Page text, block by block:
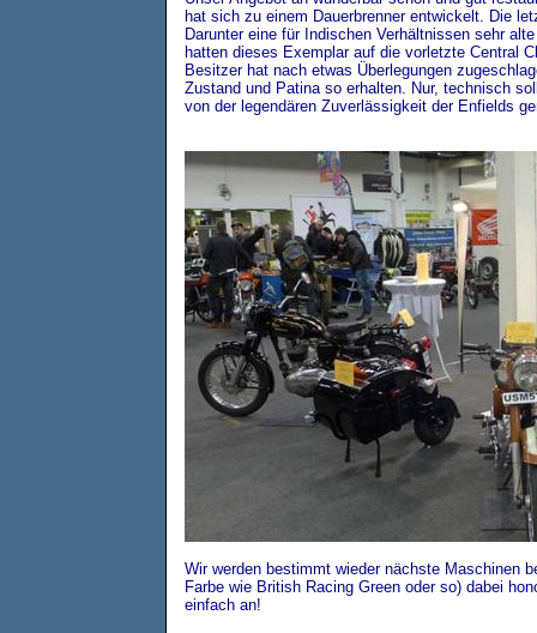
hat sich zu einem Dauerbrenner entwickelt. Die
Darunter eine für Indischen Verhältnissen sehr
hatten dieses Exemplar auf die vorletzte Central
Besitzer hat nach etwas Überlegungen
Zustand und Patina so erhalten. Nur, technisch
von der legendären Zuverlässigkeit der Enfields
Wir werden bestimmt wieder nächste Maschinen
Farbe wie British Racing Green oder so) dabei
einfach an!